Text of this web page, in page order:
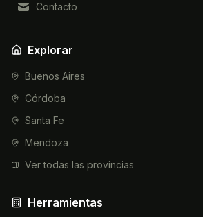
Contacto
Explorar
Buenos Aires
Córdoba
Santa Fe
Mendoza
Ver todas las provincias
Herramientas